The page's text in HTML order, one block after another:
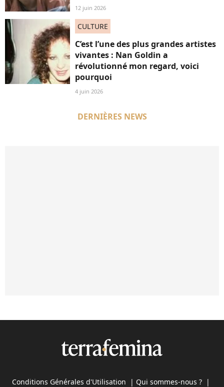
12 juin 2026
CULTURE
C’est l’une des plus grandes artistes
vivantes : Nan Goldin a
révolutionné mon regard, voici
pourquoi
4 juin 2026
DERNIÈRES NEWS
Conditions Générales d'Utilisation | Qui sommes-nous ? |